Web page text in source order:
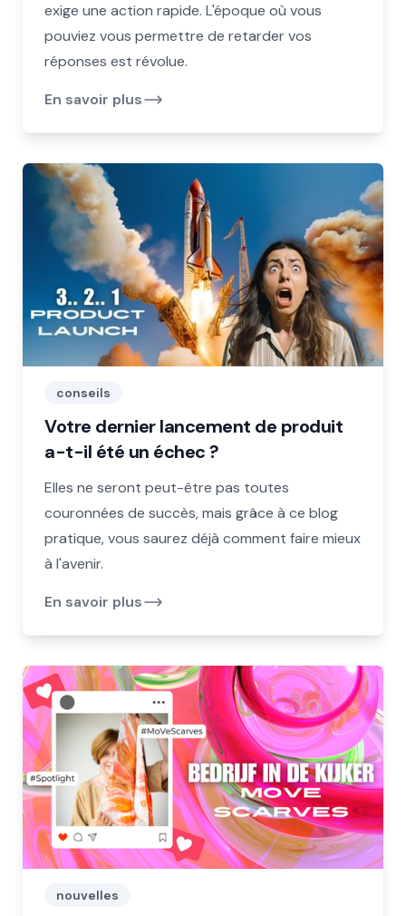
exige une action rapide. L'époque où vous
pouviez vous permettre de retarder vos
réponses est révolue.
En savoir plus
conseils
Votre dernier lancement de produit
a-t-il été un échec ?
Elles ne seront peut-être pas toutes
couronnées de succès, mais grâce à ce blog
pratique, vous saurez déjà comment faire mieux
à l'avenir.
En savoir plus
nouvelles